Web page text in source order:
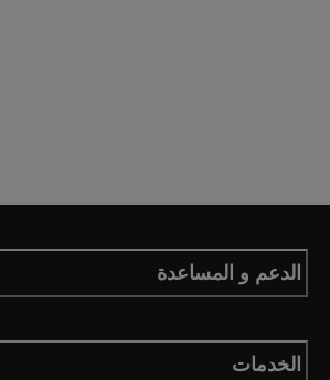
الدعم و المساعدة
الخدمات